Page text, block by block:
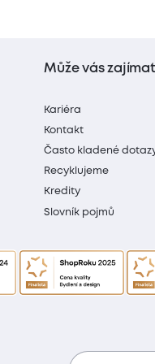
Může vás zajímat
Kariéra
Kontakt
Často kladené
Recyklujeme
Kredity
Slovník pojmů